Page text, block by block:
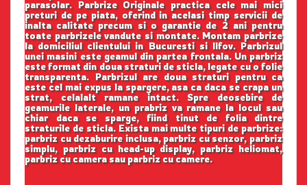
parasolar. Parbrize Originale practica cele mai mici
preturi de pe piata, oferind in acelasi timp servicii de
inalta calitate precum si o garantie de 2 ani pentru
toate parbrizele vandute si montate. Montam parbrize
la domiciliul clientului in Bucuresti si Ilfov. Parbrizul
unei masini este geamul din partea frontala. Un parbriz
este format din doua straturi de sticla, legate cu o folie
transparenta. Parbrizul are doua straturi pentru ca
este cel mai expus la spargere, asa ca daca se crapa un
strat, celalalt ramane intact. Spre deosebire de
geamurile laterale, un prabriz va ramane la locul sau
chiar daca se sparge, fiind tinut de folia dintre
straturile de sticla. Exista mai multe tipuri de parbrize:
parbriz cu dezaburire inclusa, parbriz cu senzor, parbriz
simplu, parbriz cu head-up display, parbriz heliomat,
parbriz cu camera sau parbriz cu camere.